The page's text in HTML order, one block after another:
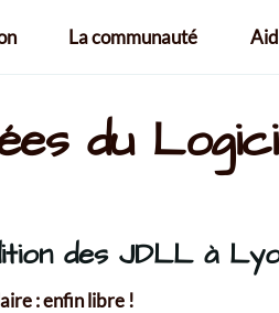
La communauté
du
des JDLL à
: enfin libre !